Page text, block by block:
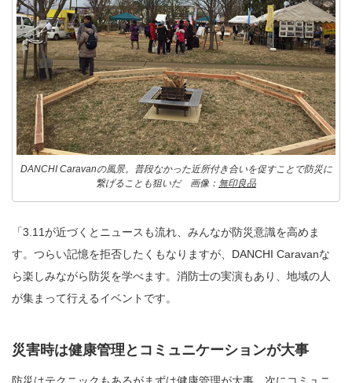
DANCHI Caravanの風景。普段なかった近所付き合いを促すことで防災に
繋げることも狙いだ 画像： 無印良品
「3.11が近づくとニュースも流れ、みんなが防災意識を高めま
す。つらい記憶を拒否したくもなりますが、DANCHI Caravanな
ら楽しみながら防災を学べます。消防士の実演もあり、地域の人
が集まって行えるイベントです。
災害時は健康管理とコミュニケーションが大事
防災はテクニックもあるがまずは健康管理が大事。次にコミュニ